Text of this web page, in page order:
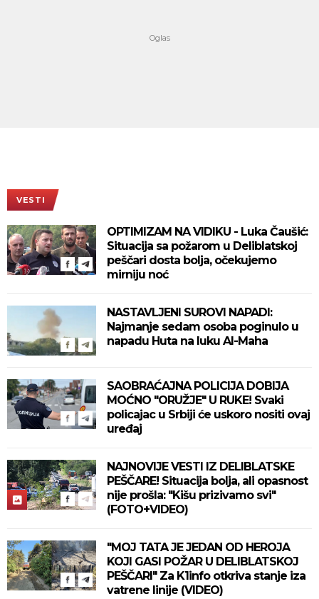
VESTI
OPTIMIZAM NA VIDIKU - Luka Čaušić:
Situacija sa požarom u Deliblatskoj
peščari dosta bolja, očekujemo
mirniju noć
NASTAVLJENI SUROVI NAPADI:
Najmanje sedam osoba poginulo u
napadu Huta na luku Al-Maha
SAOBRAĆAJNA POLICIJA DOBIJA
MOĆNO "ORUŽJE" U RUKE! Svaki
policajac u Srbiji će uskoro nositi ovaj
uređaj
NAJNOVIJE VESTI IZ DELIBLATSKE
PEŠČARE! Situacija bolja, ali opasnost
nije prošla: "Kišu prizivamo svi"
(FOTO+VIDEO)
"MOJ TATA JE JEDAN OD HEROJA
KOJI GASI POŽAR U DELIBLATSKOJ
PEŠČARI" Za K1info otkriva stanje iza
vatrene linije (VIDEO)